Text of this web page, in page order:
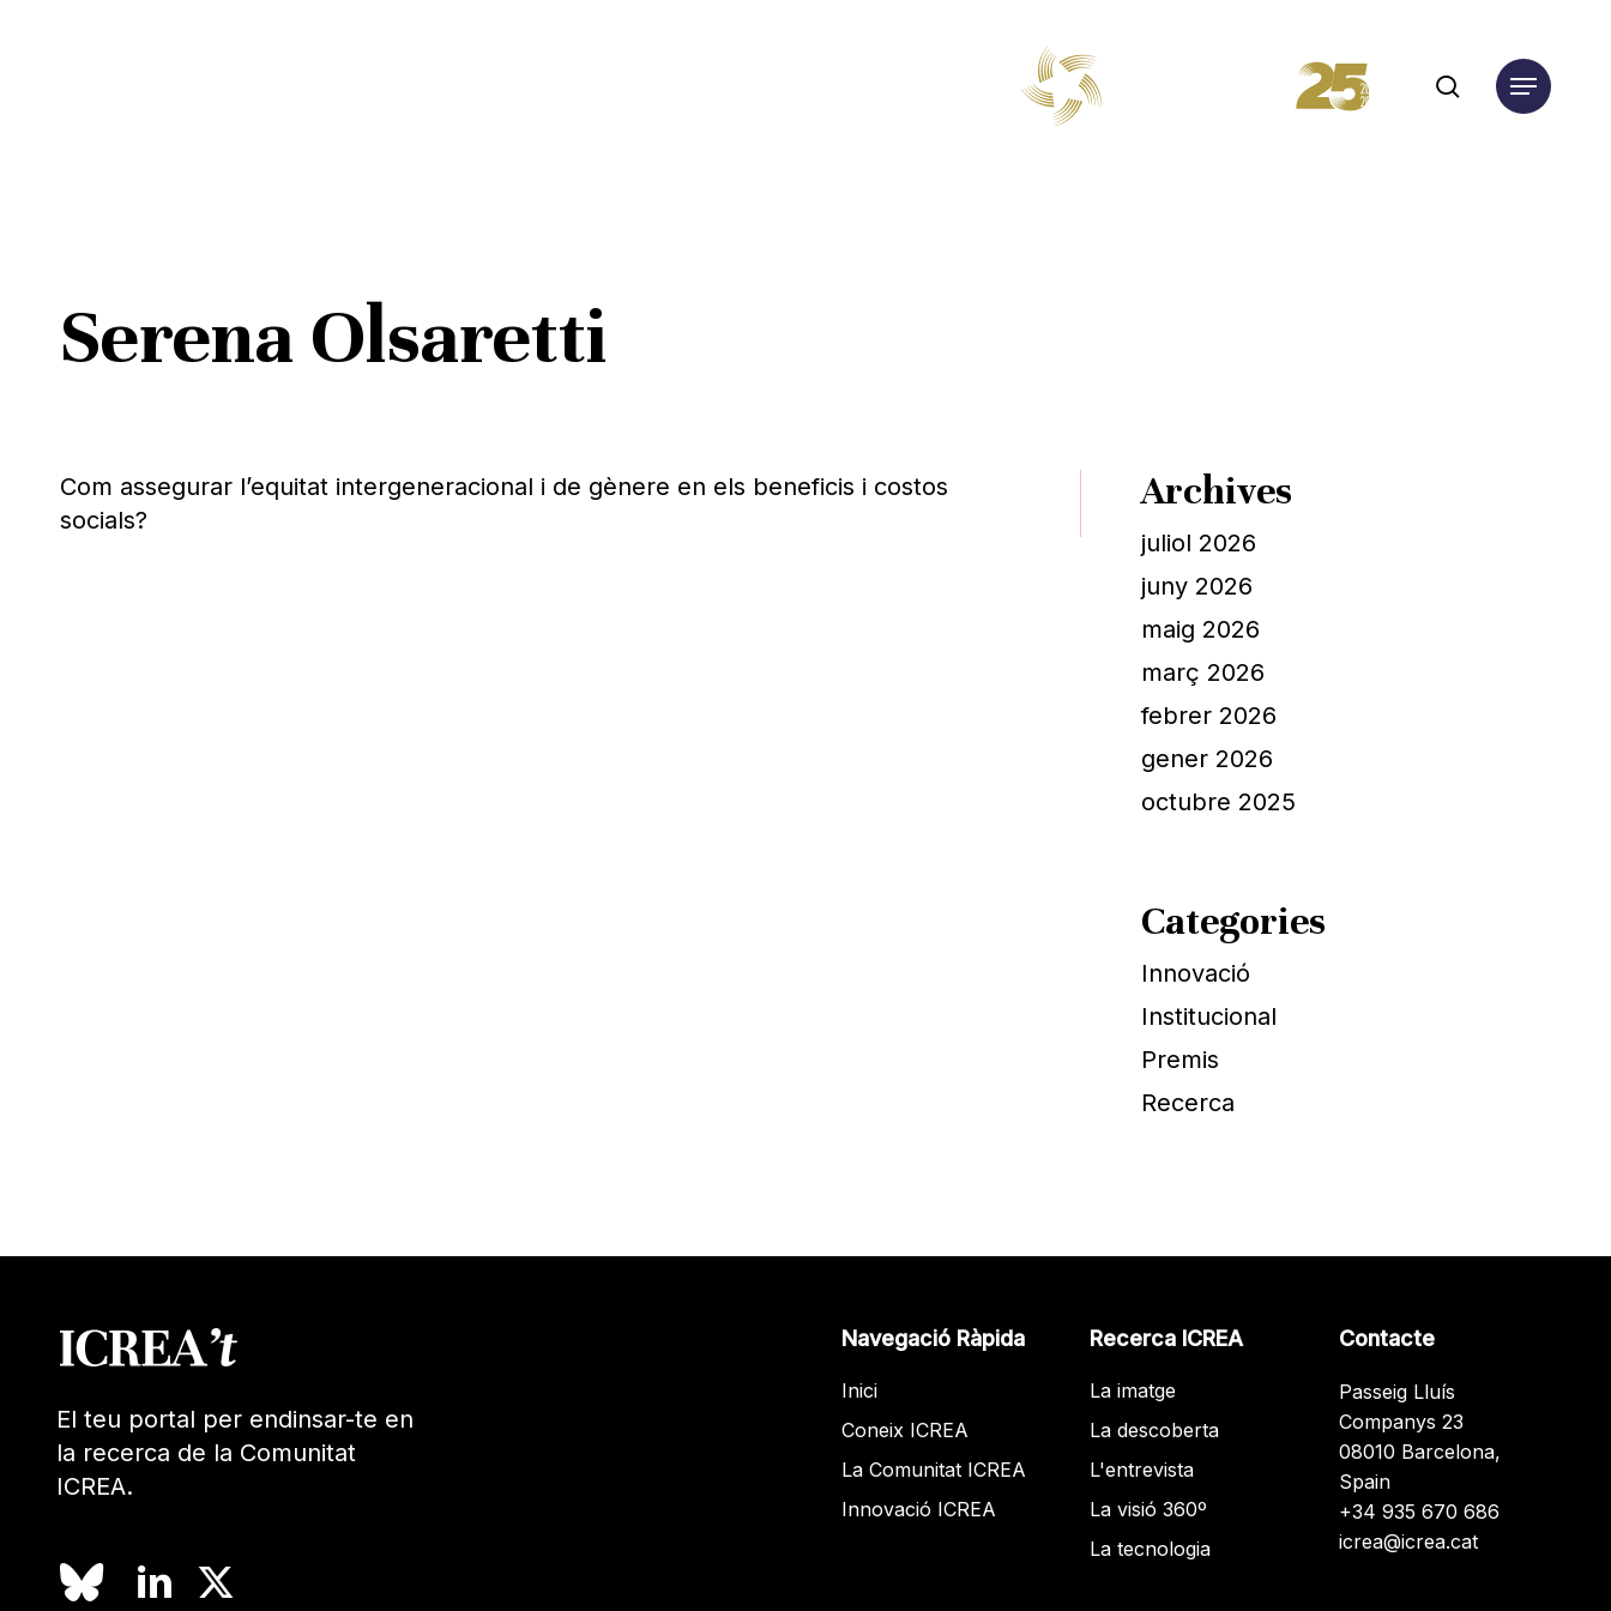
search
Menu
Serena Olsaretti
Com assegurar l’equitat intergeneracional i de gènere en els beneficis i costos
socials?
Archives
juliol 2026
juny 2026
maig 2026
març 2026
febrer 2026
gener 2026
octubre 2025
Categories
Innovació
Institucional
Premis
Recerca
El teu portal per endinsar-te en
la recerca de la Comunitat
ICREA.
Navegació Ràpida
Inici
Coneix ICREA
La Comunitat ICREA
Innovació ICREA
Recerca ICREA
La imatge
La descoberta
L'entrevista
La visió 360º
La tecnologia
Contacte
Passeig Lluís
Companys 23
08010 Barcelona,
Spain
+34 935 670 686
icrea@icrea.cat